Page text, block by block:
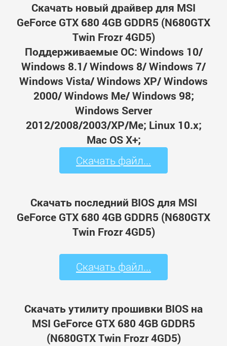
Скачать новый драйвер для MSI
GeForce GTX 680 4GB GDDR5 (N680GTX
Twin Frozr 4GD5)
Поддерживаемые ОС: Windows 10/
Windows 8.1/ Windows 8/ Windows 7/
Windows Vista/ Windows XP/ Windows
2000/ Windows Me/ Windows 98;
Windows Server
2012/2008/2003/XP/Me; Linux 10.x;
Mac OS X+;
Скачать файл...
Скачать последний BIOS для MSI
GeForce GTX 680 4GB GDDR5 (N680GTX
Twin Frozr 4GD5)
Скачать файл...
Скачать утилиту прошивки BIOS на
MSI GeForce GTX 680 4GB GDDR5
(N680GTX Twin Frozr 4GD5)